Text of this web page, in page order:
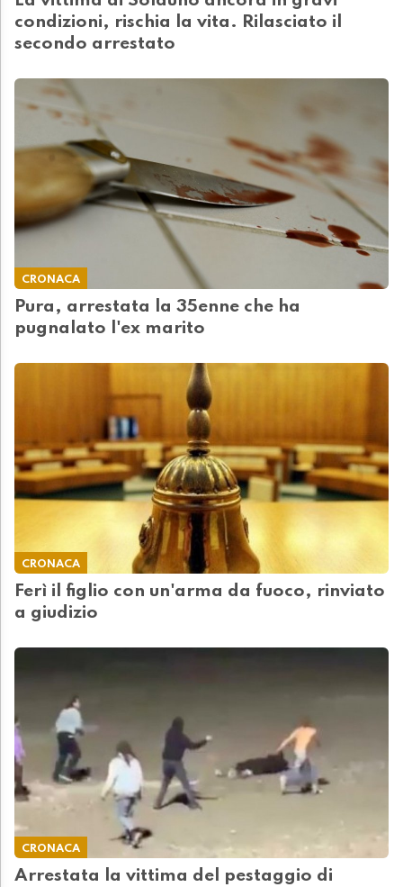
condizioni, rischia la vita. Rilasciato il
secondo arrestato
CRONACA
Pura, arrestata la 35enne che ha
pugnalato l'ex marito
CRONACA
Ferì il figlio con un'arma da fuoco, rinviato
a giudizio
CRONACA
Arrestata la vittima del pestaggio di